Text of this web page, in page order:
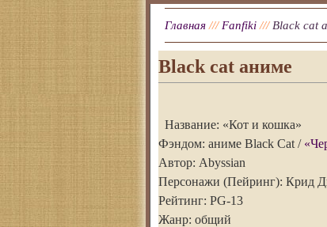
Главная /// Fanfiki /// Black cat
Black cat аниме
Название: «Кот и кошка»
Фэндом: аниме Black Cat /
Автор: Abyssian
Персонажи (Пейринг): Крид
Рейтинг: PG-13
Жанр: общий